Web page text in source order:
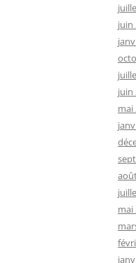
juin
juin
mai
mai